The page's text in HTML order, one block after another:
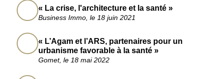
« La crise, l'architecture et la santé »
Business Immo, le 18 juin 2021
« L’Agam et l’ARS, partenaires pour un
urbanisme favorable à la santé »
Gomet, le 18 mai 2022